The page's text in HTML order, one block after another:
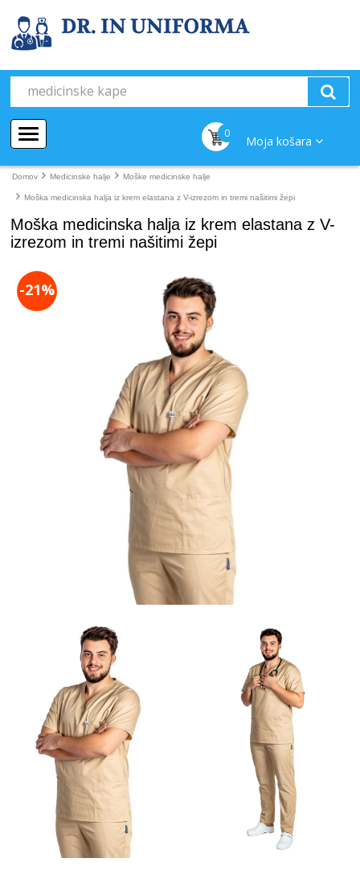
0
Moja košara
Domov Medicinske halje Moške medicinske halje
Moška medicinska halja iz krem elastana z V-izrezom in tremi našitimi žepi
Moška medicinska halja iz krem elastana z V-
izrezom in tremi našitimi žepi
-21%